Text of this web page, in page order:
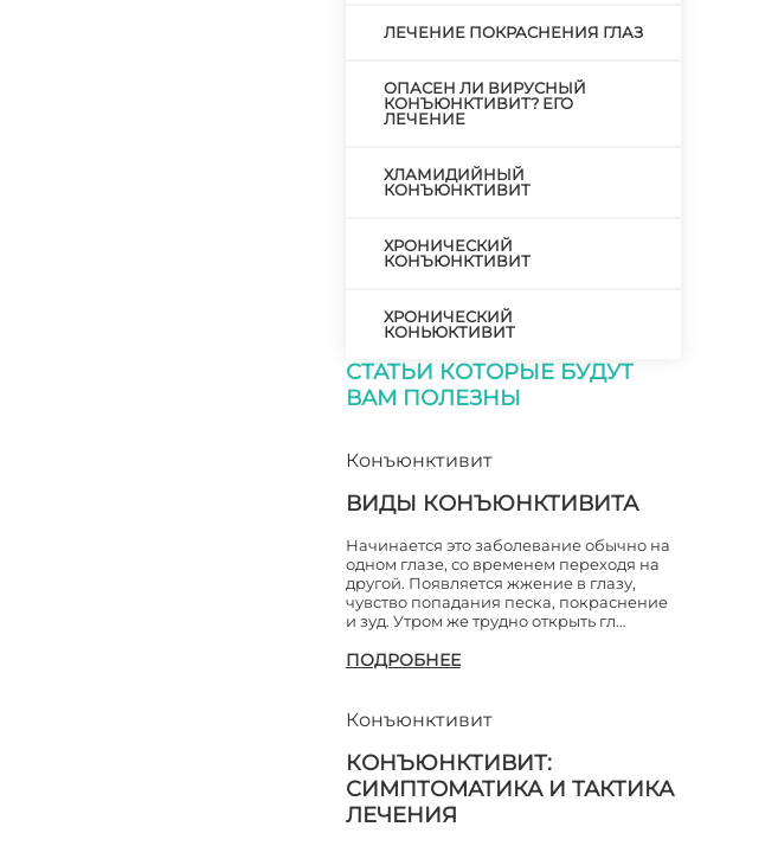
ЛЕЧЕНИЕ ПОКРАСНЕНИЯ ГЛАЗ
ОПАСЕН ЛИ ВИРУСНЫЙ
КОНЪЮНКТИВИТ? ЕГО
ЛЕЧЕНИЕ
ХЛАМИДИЙНЫЙ
КОНЪЮНКТИВИТ
ХРОНИЧЕСКИЙ
КОНЪЮНКТИВИТ
ХРОНИЧЕСКИЙ
КОНЬЮКТИВИТ
СТАТЬИ КОТОРЫЕ БУДУТ
ВАМ ПОЛЕЗНЫ
Конъюнктивит
ВИДЫ КОНЪЮНКТИВИТА
Начинается это заболевание обычно на
одном глазе, со временем переходя на
другой. Появляется жжение в глазу,
чувство попадания песка, покраснение
и зуд. Утром же трудно открыть гл…
ПОДРОБНЕЕ
Конъюнктивит
КОНЪЮНКТИВИТ:
СИМПТОМАТИКА И ТАКТИКА
ЛЕЧЕНИЯ